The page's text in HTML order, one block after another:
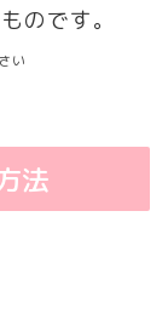
のです。
い
法